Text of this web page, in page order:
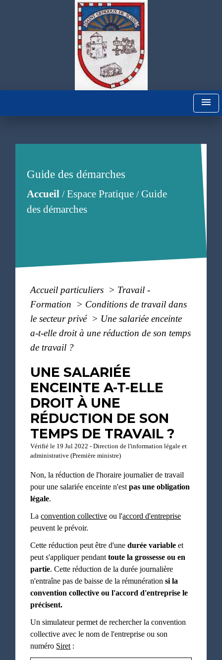
menu
Guide des démarches
Accueil/Espace Pratique/Guide
des démarches
Accueil particuliers > Travail -
Formation
> Conditions de travail dans
le secteur privé > Une salariée enceinte
a-t-elle droit à une réduction de son temps
de travail ?
UNE SALARIÉE
ENCEINTE A-T-ELLE
DROIT À UNE
RÉDUCTION DE SON
TEMPS DE TRAVAIL ?
Vérifié le 19 Jul 2022 - Direction de l'information légale et
administrative (Première ministre)
Non, la réduction de l'horaire journalier de travail
pour une salariée enceinte n'estpas une obligation
légale.
Laconvention collective ou l'accord d'entreprise
peuvent le prévoir.
Cette réduction peut être d'unedurée variable et
peut s'appliquer pendanttoute la grossesse ou en
partie. Cette réduction de la durée journalière
n'entraîne pas de baisse de la rémunération si la
convention collective ou l'accord d'entreprise le
précisent.
Un simulateur permet de rechercher la convention
collective avec le nom de l'entreprise ou son
numéro Siret :